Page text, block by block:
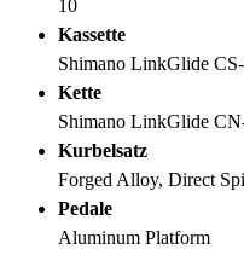
10
Kassette
Shimano LinkGlide
Kette
Shimano LinkGlide
Kurbelsatz
Forged Alloy, Direct
Pedale
Aluminum Platform